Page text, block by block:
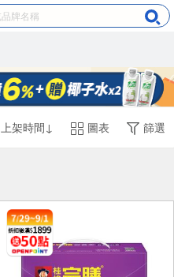
上架時間↓ 圖表 篩選